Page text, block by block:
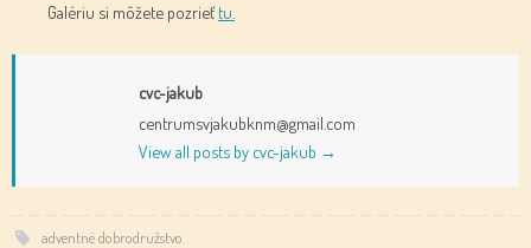
Galériu si môžete pozrieť tu.
cvc-jakub
centrumsvjakubknm@gmail.com
View all posts by cvc-jakub →
adventné dobrodružstvo